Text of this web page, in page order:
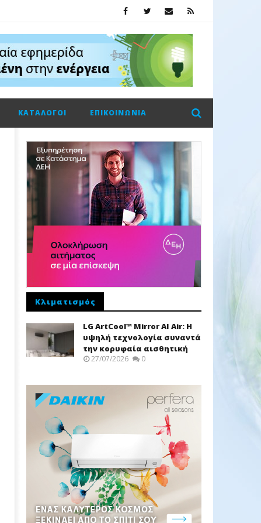
ΚΑΤΆΛΟΓΟΙ ΕΠΙΚΟΙΝΩΝΊΑ
Κλιματισμός
LG ArtCool™ Mirror AI Air: Η
υψηλή τεχνολογία συναντά
την κορυφαία αισθητική
27/07/2026 0